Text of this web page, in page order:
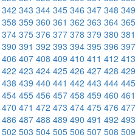
342 343 344 345 346 347 348 349
358 359 360 361 362 363 364 365
374 375 376 377 378 379 380 381
390 391 392 393 394 395 396 397
406 407 408 409 410 411 412 413
422 423 424 425 426 427 428 429
438 439 440 441 442 443 444 445
454 455 456 457 458 459 460 461
470 471 472 473 474 475 476 477
486 487 488 489 490 491 492 493
502 503 504 505 506 507 508 509